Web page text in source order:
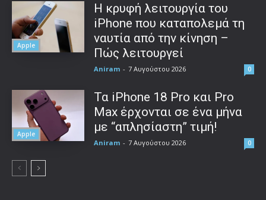
Apple
Η κρυφή λειτουργία του
iPhone που καταπολεμά τη
ναυτία από την κίνηση –
Πώς λειτουργεί
Aniram - 7 Αυγούστου 2026 0
Apple
Τα iPhone 18 Pro και Pro
Max έρχονται σε ένα μήνα
με “απλησίαστη” τιμή!
Aniram - 7 Αυγούστου 2026 0